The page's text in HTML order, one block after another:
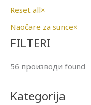
Reset all×
Naočare za sunce×
FILTERI
56 производи found
Kategorija